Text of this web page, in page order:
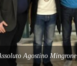
Agostino Mingrone